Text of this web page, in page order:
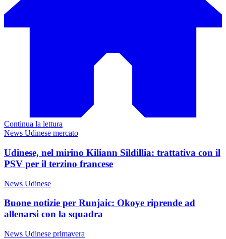
Continua la lettura
News Udinese mercato
Udinese, nel mirino Kiliann Sildillia: trattativa con il
PSV per il terzino francese
News Udinese
Buone notizie per Runjaic: Okoye riprende ad
allenarsi con la squadra
News Udinese primavera